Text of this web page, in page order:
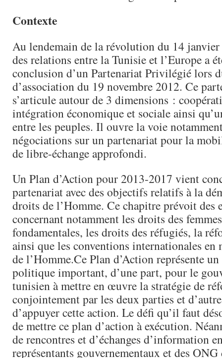
Contexte
Au lendemain de la révolution du 14
des relations entre la Tunisie et l’Europe a
conclusion d’un Partenariat Privilégié lors
d’association du 19 novembre 2012. Ce
s’articule autour de 3 dimensions :
intégration économique et sociale ainsi
entre les peuples. Il ouvre la voie
négociations sur un partenariat pour la
de libre-échange approfondi.
Un Plan d’Action pour 2013-2017 vient
partenariat avec des objectifs relatifs à la
droits de l’Homme. Ce chapitre prévoit des
concernant notamment les droits des
fondamentales, les droits des réfugiés, la
ainsi que les conventions internationales en
de l’Homme.Ce Plan d’Action représente
politique important, d’une part, pour le
tunisien à mettre en œuvre la stratégie de
conjointement par les deux parties et
d’appuyer cette action. Le défi qu’il faut
de mettre ce plan d’action à exécution.
de rencontres et d’échanges d’information
représentants gouvernementaux et des